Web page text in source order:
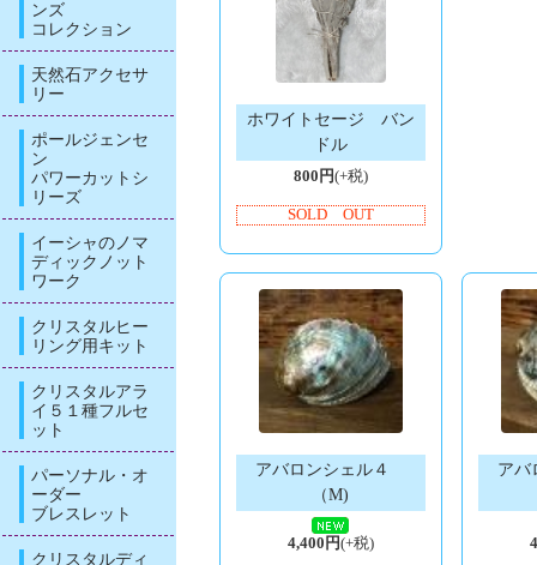
ンズ
コレクション
天然石アクセサ
リー
ポールジェンセ
ン
パワーカットシ
リーズ
イーシャのノマ
ディックノット
ワーク
クリスタルヒー
リング用キット
クリスタルアラ
イ５１種フルセ
ット
パーソナル・オ
ーダー
ブレスレット
クリスタルディ
ホワイトセージ バン
ドル
800円(+税)
SOLD OUT
アバロンシェル４
（M)
4,400円(+税)
ア